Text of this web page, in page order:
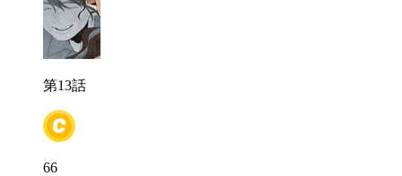
第13話
66